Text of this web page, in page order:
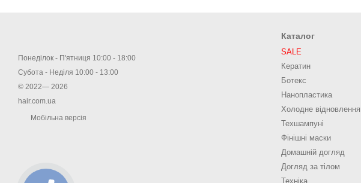
Понеділок - П'ятниця 10:00 - 18:00
Субота - Неділя 10:00 - 13:00
© 2022— 2026
hair.com.ua
Мобільна версія
Каталог
SALE
Кератин
Ботекс
Нанопластика
Холодне відновлення
Техшампуні
Фінішні маски
Домашній догляд
Догляд за тілом
Техніка